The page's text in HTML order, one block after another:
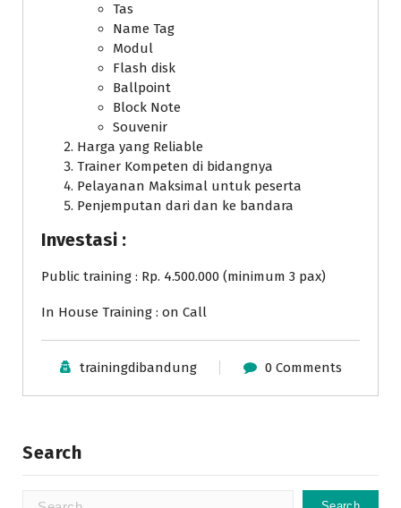
Tas
Name Tag
Modul
Flash disk
Ballpoint
Block Note
Souvenir
Harga yang Reliable
Trainer Kompeten di bidangnya
Pelayanan Maksimal untuk peserta
Penjemputan dari dan ke bandara
Investasi :
Public training : Rp. 4.500.000 (minimum 3 pax)
In House Training : on Call
trainingdibandung 0 Comments
Search
Search